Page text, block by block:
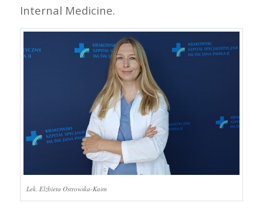
Internal Medicine.
Lek. Elżbieta Ostrowska-Kaim